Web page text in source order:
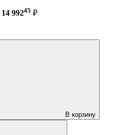
14 99245 ₽
В корзину